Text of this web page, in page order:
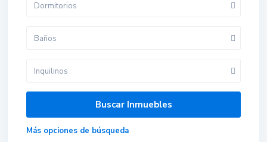
Dormitorios
Baños
Inquilinos
Más opciones de búsqueda